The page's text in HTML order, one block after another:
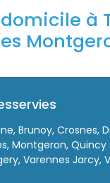
à
Brunoy, Crosnes,
Montgeron, Quincy
Varennes Jarcy,